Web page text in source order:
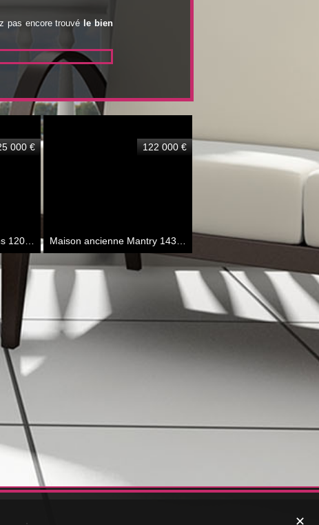
pas encore trouvé le bien
000 €
120 m²
122 000 €
Maison ancienne Mantry 143 m²
165
✕